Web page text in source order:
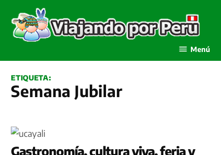
contenido
Menú
ETIQUETA:
Semana Jubilar
Gastronomía, cultura viva, feria y